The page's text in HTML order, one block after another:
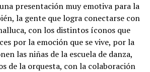
presentación muy emotiva para la
la gente que logra conectarse con
con los distintos íconos que
por la emoción que se vive, por la
las niñas de la escuela de danza,
de la orquesta, con la colaboración